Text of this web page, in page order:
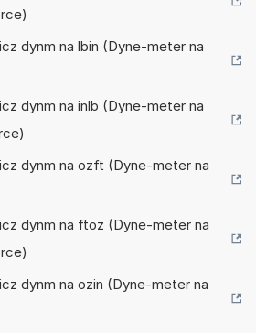
dynm na lbin (Dyne-meter na
dynm na inlb (Dyne-meter na
dynm na ozft (Dyne-meter na
dynm na ftoz (Dyne-meter na
dynm na ozin (Dyne-meter na